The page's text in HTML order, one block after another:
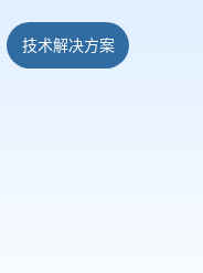
技术解决方案